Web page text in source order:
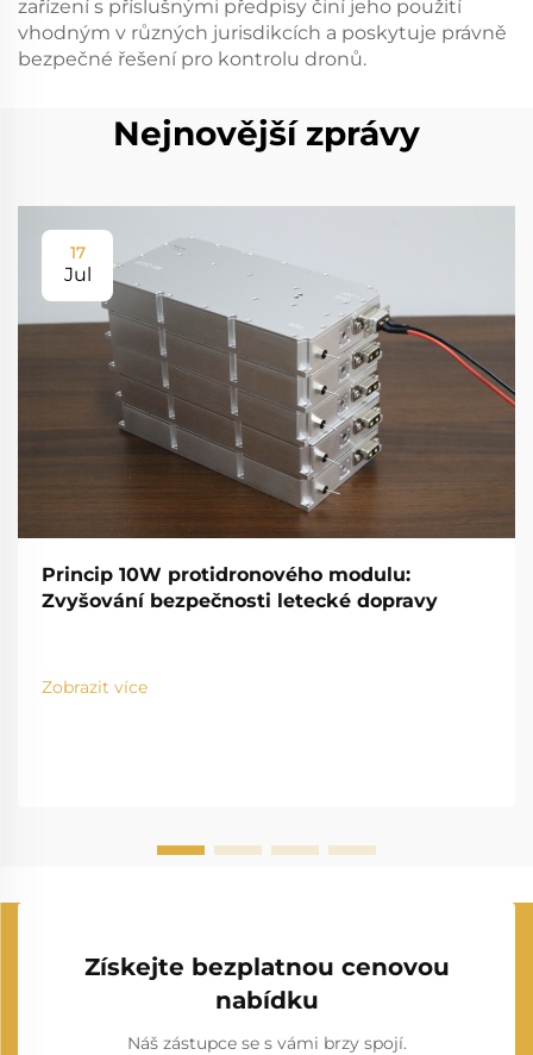
zařízení s příslušnými předpisy činí jeho použití
vhodným v různých jurisdikcích a poskytuje právně
bezpečné řešení pro kontrolu dronů.
Nejnovější zprávy
17
Jul
Princip 10W protidronového modulu:
Zvyšování bezpečnosti letecké dopravy
Zobrazit více
Získejte bezplatnou cenovou
nabídku
Náš zástupce se s vámi brzy spojí.